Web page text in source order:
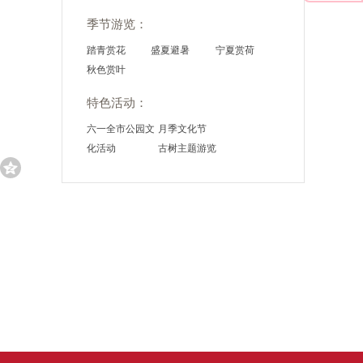
季节游览：
踏青赏花 盛夏避暑
宁夏赏荷
秋色赏叶
特色活动：
六一全市公园文
化活动
月季文化节
古树主题游览